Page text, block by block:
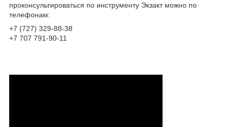
проконсультироваться по инструменту Экзакт можно по
телефонам:
+7 (727) 329-88-38
+7 707 791-90-11